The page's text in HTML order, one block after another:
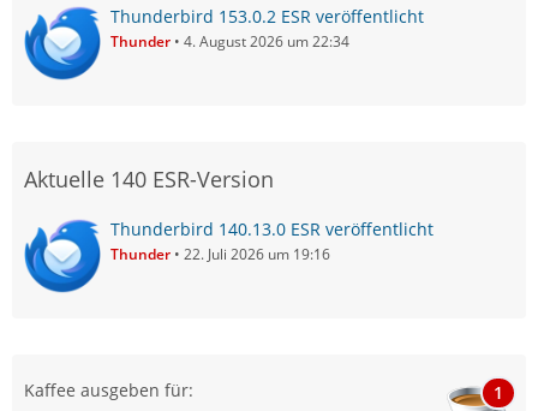
Thunderbird 153.0.2 ESR veröffentlicht
Thunder 4. August 2026 um 22:34
Aktuelle 140 ESR-Version
Thunderbird 140.13.0 ESR veröffentlicht
Thunder 22. Juli 2026 um 19:16
Kaffee ausgeben für: 1